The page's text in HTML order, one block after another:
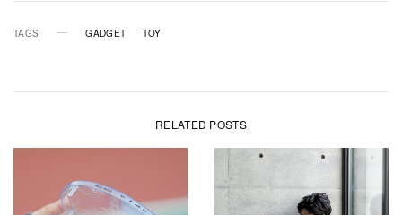
TAGS GADGET TOY
RELATED POSTS